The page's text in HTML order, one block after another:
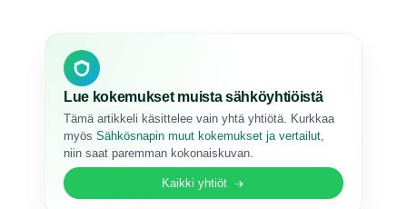
Lue kokemukset muista sähköyhtiöistä
Tämä artikkeli käsittelee vain yhtä yhtiötä. Kurkkaa
myös Sähkösnapin muut kokemukset ja vertailut,
niin saat paremman kokonaiskuvan.
Kaikki yhtiöt